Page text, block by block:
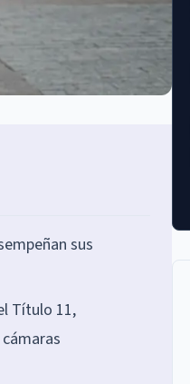
sus
Título 11,